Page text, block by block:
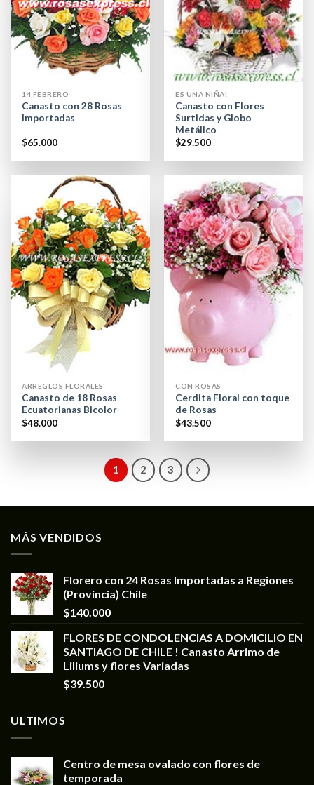
14 FEBRERO
Canasto con 28 Rosas
Importadas
$65.000
ES UNA NIÑA!
Canasto con Flores
Surtidas y Globo
Metálico
$29.500
ARREGLOS FLORALES
Canasto de 18 Rosas
Ecuatorianas Bicolor
$48.000
CON ROSAS
Cerdita Floral con toque
de Rosas
$43.500
1 2 3
MÁS VENDIDOS
Florero con 24 Rosas Importadas a Regiones
(Provincia) Chile
$140.000
FLORES DE CONDOLENCIAS A DOMICILIO EN
SANTIAGO DE CHILE ! Canasto Arrimo de
Liliums y flores Variadas
$39.500
ULTIMOS
Centro de mesa ovalado con flores de
temporada